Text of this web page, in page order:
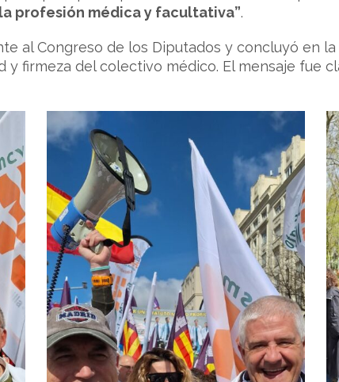
profesión médica y facultativa”.
al Congreso de los Diputados y concluyó en
firmeza del colectivo médico. El mensaje fue